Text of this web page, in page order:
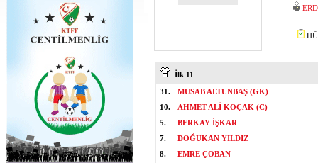
İlk 11
31.
MUSAB ALTUNBAŞ (GK)
10.
AHMET ALİ KOÇAK (C)
5.
BERKAY İŞKAR
7.
DOĞUKAN YILDIZ
8.
EMRE ÇOBAN